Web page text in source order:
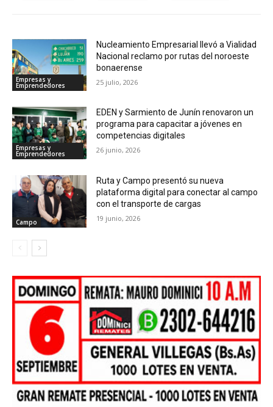
Empresas y
Emprendedores
Nucleamiento Empresarial llevó a Vialidad
Nacional reclamo por rutas del noroeste
bonaerense
25 julio, 2026
Empresas y
Emprendedores
EDEN y Sarmiento de Junín renovaron un
programa para capacitar a jóvenes en
competencias digitales
26 junio, 2026
Campo
Ruta y Campo presentó su nueva
plataforma digital para conectar al campo
con el transporte de cargas
19 junio, 2026